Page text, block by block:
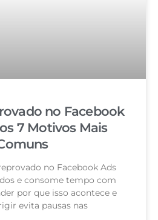
no Facebook
7 Motivos Mais
no Facebook Ads
e consome tempo com
por que isso acontece e
evita pausas nas